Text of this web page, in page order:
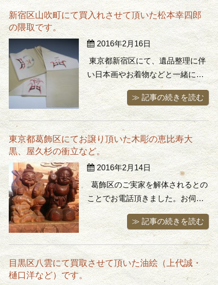
ン、ウェッジウッドなどのティー
セットや飾皿などの洋食器を買取
りさせて頂きました。 写真はハン
ガリーにてお求めになられたジョ
ルナイの ...
新宿区山吹町にて買入れさせて頂いた松本幸四郎
の隈取です。
2016年2月16日
東京都新宿区にて、遺品整理に伴
い日本画やお着物などと一緒に買
取りさせて頂いたのがこちらで
す。額装されているものや掛軸に
なっているものはたまに見ますが
こちらは帯(？)締めるわけでは無く
絹本の代わりに帯に写したのだと
思いますが。。。七代目松本幸四
郎の隈取だそうです。 隈取は歌
舞 ...
≫ 記事の続きを読む
東京都葛飾区にてお譲り頂いた木彫の恵比寿大
黒、屋久杉の衝立など。
2016年2月14日
葛飾区のご実家を解体されるとの
ことでお電話頂きました。お伺い
すると事前にお聞きしたとおり置
物などが沢山。海外のお土産物の
木彫り彫刻から剥製、置石、仏
像、中国土産の花瓶などなど。買
取りにお伺いすると良く見かける
置物シリーズが勢揃いです。そん
≫ 記事の続きを読む
目黒区八雲にて買取させて頂いた油絵（上代誠・
樋口洋など）です。